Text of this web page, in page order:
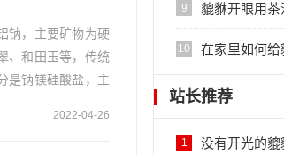
钠，主要矿物为硬
、和田玉等，传统
是钠镁硅酸盐，主
2022-04-26
9 貔貅开眼用
10 在家里如何给
站长推荐
1 没有开光的